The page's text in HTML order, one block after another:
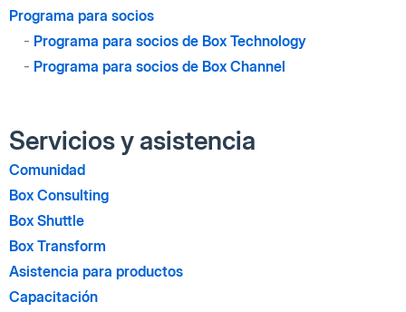
Programa para socios
- Programa para socios de Box Technology
- Programa para socios de Box Channel
Servicios y asistencia
Comunidad
Box Consulting
Box Shuttle
Box Transform
Asistencia para productos
Capacitación